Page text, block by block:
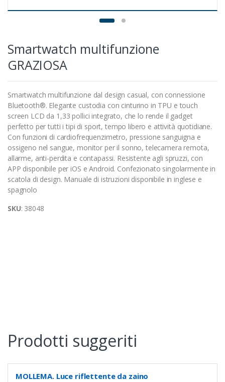
Smartwatch multifunzione
GRAZIOSA
Smartwatch multifunzione dal design casual, con connessione
Bluetooth®. Elegante custodia con cinturino in TPU e touch
screen LCD da 1,33 pollici integrato, che lo rende il gadget
perfetto per tutti i tipi di sport, tempo libero e attività quotidiane.
Con funzioni di cardiofrequenzimetro, pressione sanguigna e
ossigeno nel sangue, monitor per il sonno, telecamera remota,
allarme, anti-perdita e contapassi. Resistente agli spruzzi, con
APP disponibile per iOS e Android. Confezionato singolarmente in
scatola di design. Manuale di istruzioni disponibile in inglese e
spagnolo
SKU: 38048
Prodotti suggeriti
MOLLEMA. Luce riflettente da zaino